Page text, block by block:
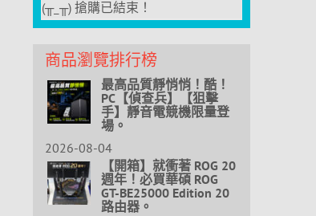
(╥_╥) 搶購已結束！
商品瀏覽排行榜
最高品質靜悄悄！酷！
PC【偵查兵】【狙擊
手】靜音電競機限量登
場。
2026-08-04
【開箱】就衝著 ROG 20
週年！必買華碩 ROG
GT-BE25000 Edition 20
路由器。